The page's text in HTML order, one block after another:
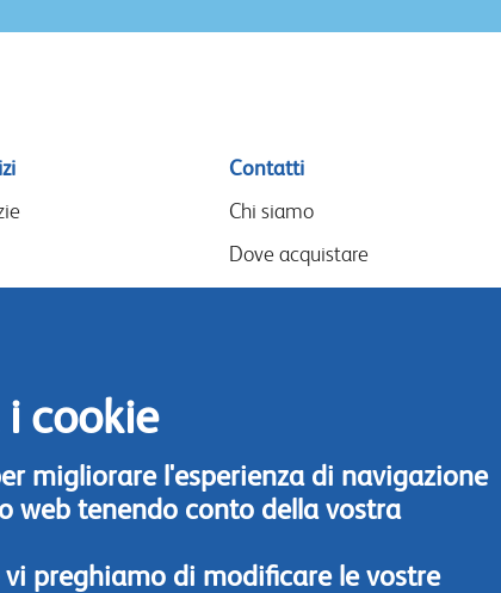
Contatti
Chi siamo
Dove acquistare
I nostri partner
cookie
migliorare l'esperienza di navigazione
web tenendo conto della vostra
preghiamo di modificare le vostre